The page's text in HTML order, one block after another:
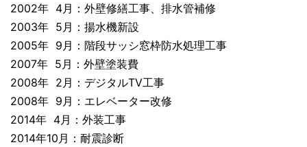
2002年 4月：外壁修繕工事、排水管補修
2003年 5月：揚水機新設
2005年 9月：階段サッシ窓枠防水処理工事
2007年 5月：外壁塗装費
2008年 2月：デジタルTV工事
2008年 9月：エレベーター改修
2014年 4月：外装工事
2014年10月：耐震診断